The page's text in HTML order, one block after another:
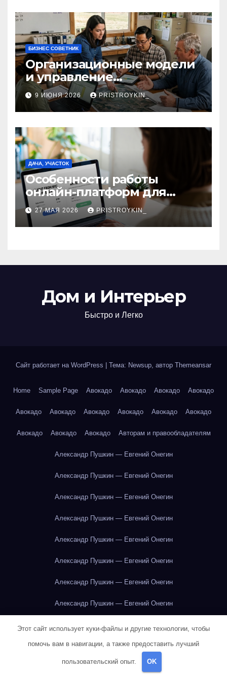
БИЗНЕС СОВЕТНИК
Организационные модели
и управление
сельскохозяйственными
компаниями и
предприятиями
9 ИЮНЯ 2026 PRISTROYKIN_
ДАЧА, УЧАСТОК
Особенности работы
онлайн-платформ для
поиска авиабилетов и
железнодорожных
билетов
27 МАЯ 2026 PRISTROYKIN_
Дом и Интерьер
Быстро и Легко
Сайт работает на WordPress Тема: Newsup, автор Themeansar
Home Sample Page Авокадо Авокадо Авокадо Авокадо
Авокадо Авокадо Авокадо Авокадо Авокадо Авокадо
Авокадо Авокадо Авокадо Авторам и правообладателям
Александр Пушкин — Евгений Онегин
Александр Пушкин — Евгений Онегин
Александр Пушкин — Евгений Онегин
Александр Пушкин — Евгений Онегин
Александр Пушкин — Евгений Онегин
Александр Пушкин — Евгений Онегин
Александр Пушкин — Евгений Онегин
Александр Пушкин — Евгений Онегин
Александр Пушкин — Евгений Онегин
Александр Пушкин — Евгений Онегин
Этот сайт использует куки-файлы и другие технологии, чтобы
помочь вам в навигации, а также предоставить лучший
пользовательский опыт. OK